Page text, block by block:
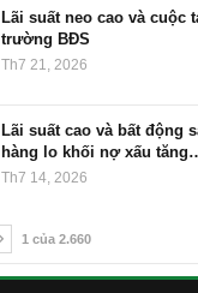
Lãi suất neo cao và cuộc
trường BĐS
Th7 21, 2026
Lãi suất cao và bất động
hàng lo khối nợ xấu
Th7 14, 2026
1 của 2.660